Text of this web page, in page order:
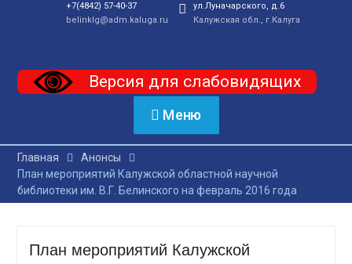
+7(4842) 57-40-37
belinklg@adm.kaluga.ru
ул.Луначарского, д.6
Калужская обл., г.Калуга
Версия для слабовидящих
Меню
Главная
Анонсы
План мероприятий Калужской областной научной
библиотеки им. В.Г. Белинского на февраль 2016 года
План мероприятий Калужской